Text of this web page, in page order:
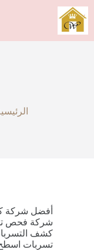
التجاوز
إلى
المحتوى
أفضل شركة
شركة فحص
كشف
تسربات